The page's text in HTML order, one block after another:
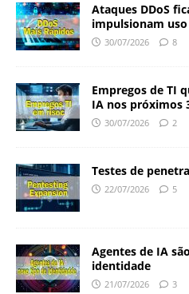
Ataques DDoS
impulsionam uso
30/07/2026 8
Empregos de TI
IA nos próximos
30/07/2026 2
Testes de
22/07/2026 5
Agentes de IA
identidade
21/07/2026 3